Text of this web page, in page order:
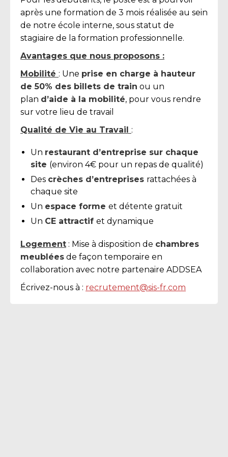
après une formation de 3 mois réalisée au sein
de notre école interne, sous statut de
stagiaire de la formation professionnelle.
Avantages que nous proposons :
Mobilité : Une prise en charge à hauteur
de 50% des billets de train ou un
plan d’aide à la mobilité, pour vous rendre
sur votre lieu de travail
Qualité de Vie au Travail :
Un restaurant d’entreprise sur chaque
site (environ 4€ pour un repas de qualité)
Des crèches d’entreprises rattachées à
chaque site
Un espace forme et détente gratuit
Un CE attractif et dynamique
Logement : Mise à disposition de chambres
meublées de façon temporaire en
collaboration avec notre partenaire ADDSEA
Écrivez-nous à : recrutement@sis-fr.com